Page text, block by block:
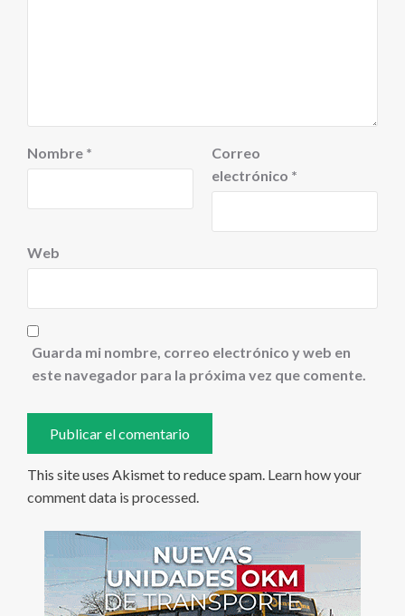
Nombre *
Correo
electrónico *
Web
Guarda mi nombre, correo electrónico y web en
este navegador para la próxima vez que comente.
This site uses Akismet to reduce spam. Learn how your
comment data is processed.